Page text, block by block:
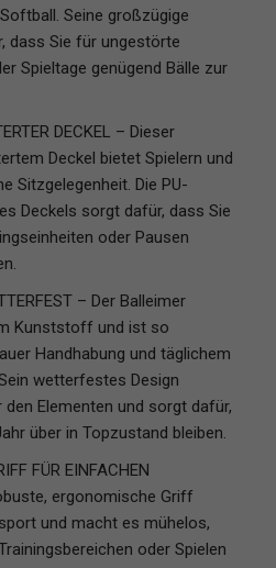
Seine großzügige
dass Sie für ungestörte
Spieltage genügend Bälle zur
DECKEL – Dieser
Deckel bietet Spielern und
Sitzgelegenheit. Die PU-
Deckels sorgt dafür, dass Sie
oder Pausen
– Der Balleimer
Kunststoff und ist so
Handhabung und täglichem
wetterfestes Design
Elementen und sorgt dafür,
über in Topzustand bleiben.
FÜR EINFACHEN
ergonomische Griff
und macht es mühelos,
oder Spielen